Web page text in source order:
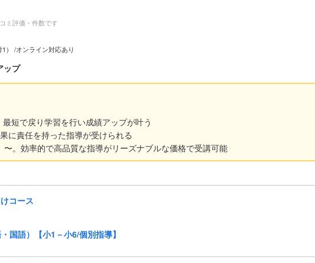
重県
本県 大分県宮崎県鹿児島県 沖縄県
験 大学受験
私大受験対策
定期面談実施 社員講師のみ リモート授業あり
成績保証制度あり
クあり
ミ評価・件数です
） オンライン対応あり
ップ
短で戻り学習を行い成績アップが叶う
に責任を持った指導が受けられる
。効率的で高品質な指導がリーズナブルな価格で受講可能
コース
国語）【小1－小6/個別指導】